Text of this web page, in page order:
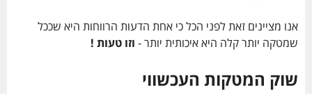
אנו מציינים זאת לפני הכל כי אחת הדעות הרווחות היא שככל
שמטקה יותר קלה היא איכותית יותר - וזו טעות !
שוק המטקות העכשווי